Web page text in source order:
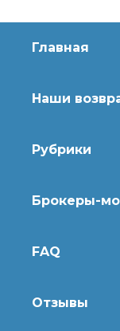
Главная
Наши
Рубрики
Брокеры-
FAQ
Отзывы